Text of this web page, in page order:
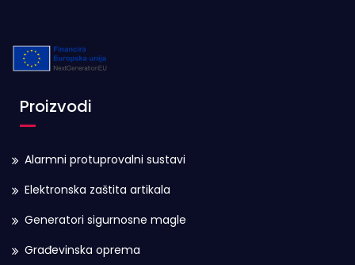
Proizvodi
Alarmni protuprovalni sustavi
Elektronska zaštita artikala
Generatori sigurnosne magle
Građevinska oprema